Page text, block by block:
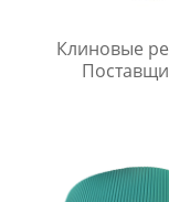
Клиновые